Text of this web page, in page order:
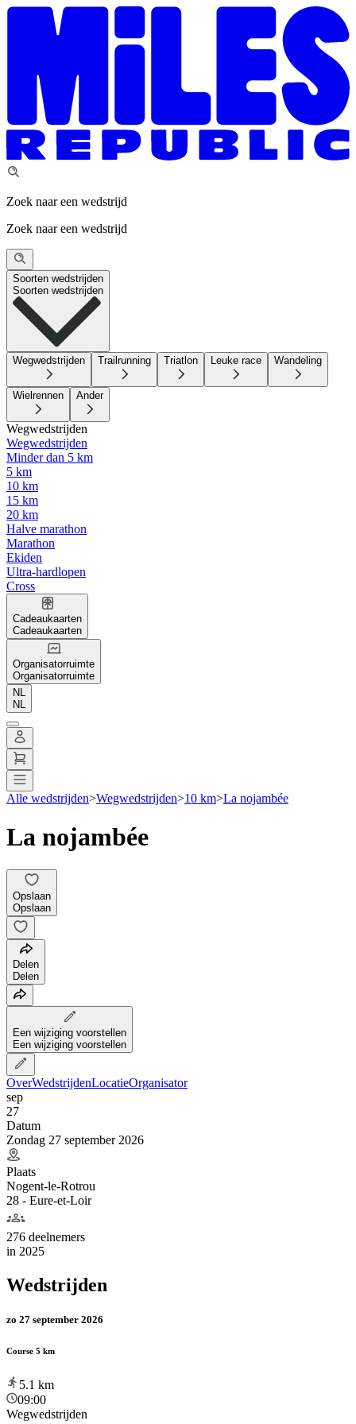
Zoek naar een wedstrijd
Zoek naar een wedstrijd
Soorten wedstrijden
Soorten wedstrijden
Wegwedstrijden Trailrunning Triatlon Leuke race Wandeling
Wielrennen Ander
Wegwedstrijden
Wegwedstrijden
Minder dan 5 km
5 km
10 km
15 km
20 km
Halve marathon
Marathon
Ekiden
Ultra-hardlopen
Cross
Cadeaukaarten
Cadeaukaarten
Organisatorruimte
Organisatorruimte
NL
NL
Alle wedstrijden>Wegwedstrijden>10 km>La nojambée
La nojambée
Opslaan
Opslaan
Delen
Delen
Een wijziging voorstellen
Een wijziging voorstellen
OverWedstrijdenLocatieOrganisator
sep
27
Datum
Zondag 27 september 2026
Plaats
Nogent-le-Rotrou
28 - Eure-et-Loir
276 deelnemers
in 2025
Wedstrijden
zo 27 september 2026
Course 5 km
5.1 km
09:00
Wegwedstrijden